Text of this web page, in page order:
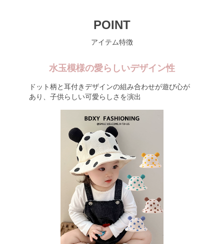
POINT
アイテム特徴
水玉模様の愛らしいデザイン性
ドット柄と耳付きデザインの組み合わせが遊び心が
あり、子供らしい可愛らしさを演出